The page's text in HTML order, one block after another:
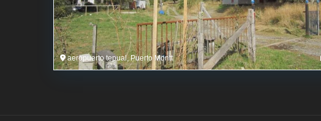
aeropuerto tepual, Puerto Montt